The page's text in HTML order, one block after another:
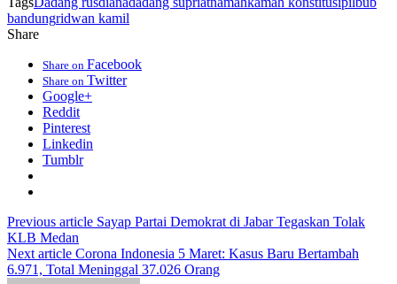
bandungridwan kamil
Share
Share on Facebook
Share on Twitter
Google+
Reddit
Pinterest
Linkedin
Tumblr
Previous article Sayap Partai Demokrat di Jabar Tegaskan Tolak
KLB Medan
Next article Corona Indonesia 5 Maret: Kasus Baru Bertambah
6.971, Total Meninggal 37.026 Orang